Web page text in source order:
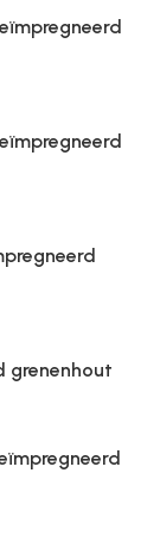
grenenhout